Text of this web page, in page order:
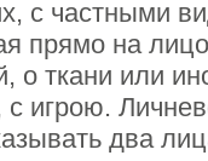
с частными
прямо на
о ткани или
с игрою.
два